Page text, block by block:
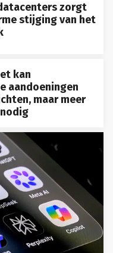
zorgt
stijging van het
kan
aandoeningen
maar meer